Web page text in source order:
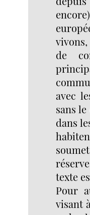
de
avec
sans
dans
texte
Pour
visant